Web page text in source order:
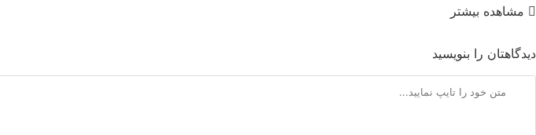
مشاهده بیشتر
دیدگاهتان را بنویسید